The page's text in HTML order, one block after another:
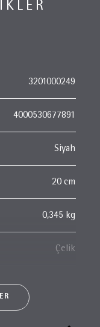
3201000249
4000530677891
Siyah
20 cm
0,345 kg
Çelik